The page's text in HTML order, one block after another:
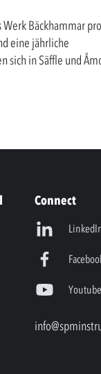
Werk Bäckhammar
eine jährliche
sich in Säffle und
Connect
Youtube